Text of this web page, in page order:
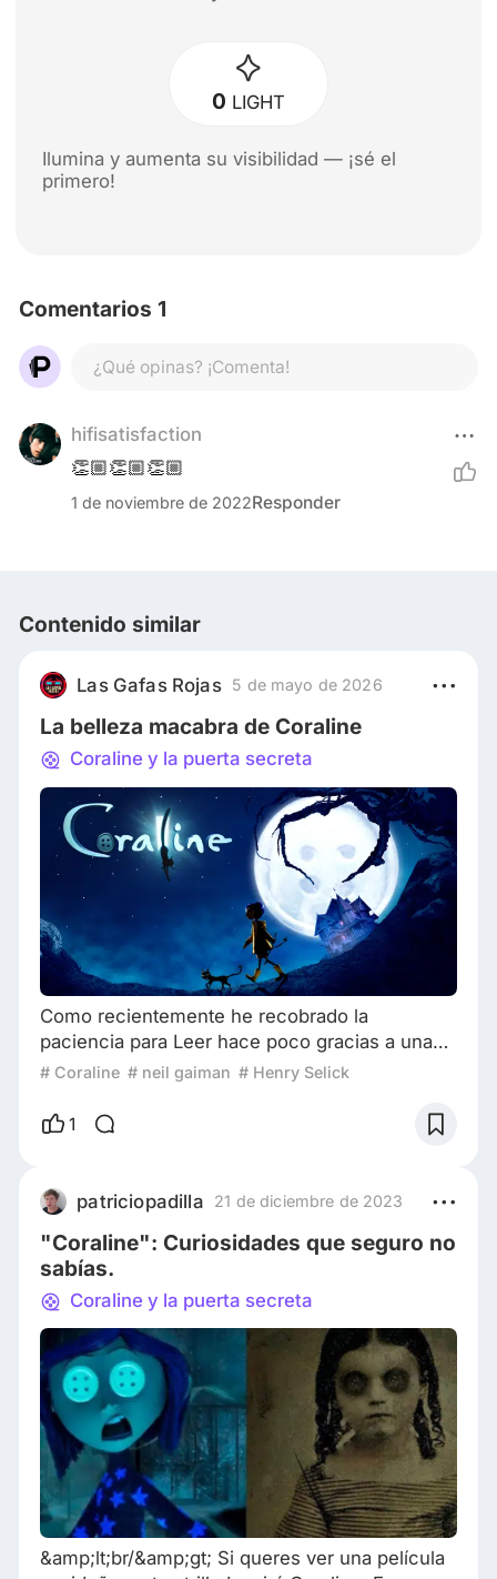
0 LIGHT
Ilumina y aumenta su visibilidad — ¡sé el
primero!
Comentarios 1
¿Qué opinas? ¡Comenta!
hifisatisfaction
👏🏼👏🏼👏🏼
1 de noviembre de 2022Responder
Contenido similar
Las Gafas Rojas 5 de mayo de 2026
La belleza macabra de Coraline
Coraline y la puerta secreta
Como recientemente he recobrado la
paciencia para Leer hace poco gracias a una
nueva rutina de dedicar las noches a un libro
momento para hacerles saber mis
apartado de los libros en este espacio tras
tenerlo abandonado tanto tiempo. Y la novela
elegida para inaugurar e
# Coraline # neil gaiman # Henry Selick
1
patriciopadilla 21 de diciembre de 2023
"Coraline": Curiosidades que seguro no
sabías.
Coraline y la puerta secreta
&amp;lt;br/&amp;gt; Si queres ver una película